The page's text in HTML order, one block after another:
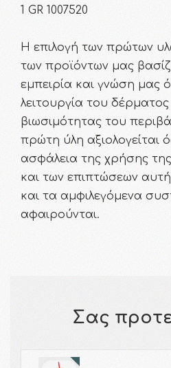
1 GR 1007520
Η επιλογή των πρώτων
των προϊόντων μας
εμπειρία και γνώση μας
λειτουργία του
βιωσιμότητας του
πρώτη ύλη
ασφάλεια της χρήσης
και των επιπτώσεων
και τα αμφιλεγόμενα
αφαιρούνται.
Σας